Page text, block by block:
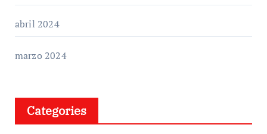
abril 2024
marzo 2024
Categories